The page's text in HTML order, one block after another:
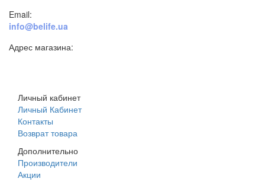
Email:
info@belife.ua
Адрес магазина:
Личный кабинет
Личный Кабинет
Контакты
Возврат товара
Дополнительно
Производители
Акции